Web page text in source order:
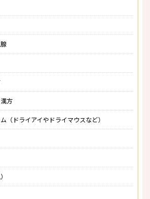
方
（ドライアイやドライマウスなど）